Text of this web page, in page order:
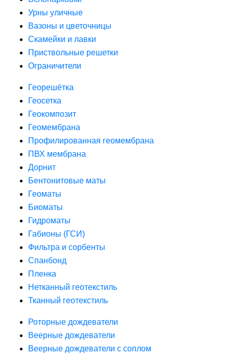
Урны уличные
Вазоны и цветочницы
Скамейки и лавки
Приствольные решетки
Ограничители
Георешётка
Геосетка
Геокомпозит
Геомембрана
Профилированная геомембрана
ПВХ мембрана
Дорнит
Бентонитовые маты
Геоматы
Биоматы
Гидроматы
Габионы (ГСИ)
Фильтра и сорбенты
Спанбонд
Пленка
Нетканный геотекстиль
Тканный геотекстиль
Роторные дождеватели
Веерные дождеватели
Веерные дождеватели с соплом